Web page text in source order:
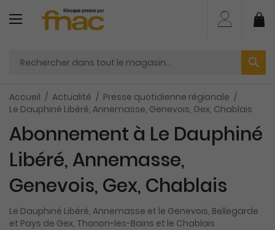
contenu
Accueil Actualité
Presse quotidienne régionale
Le Dauphiné Libéré, Annemasse, Genevois, Gex, Chablais
Abonnement à Le Dauphiné
Libéré, Annemasse,
Genevois, Gex, Chablais
Le Dauphiné Libéré, Annemasse et le Genevois, Bellegarde
et Pays de Gex, Thonon-les-Bains et le Chablais